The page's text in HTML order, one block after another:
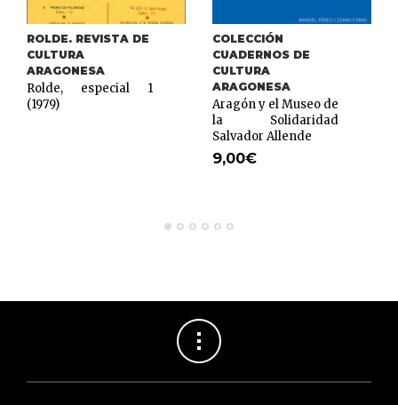
ROLDE. REVISTA DE
CULTURA
ARAGONESA
Rolde, especial 1
(1979)
COLECCIÓN
CUADERNOS DE
CULTURA
ARAGONESA
Aragón y el Museo de
la Solidaridad
Salvador Allende
9,00€